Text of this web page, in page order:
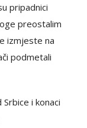
pripadnici
preostalim
izmjeste na
podmetali
i konaci